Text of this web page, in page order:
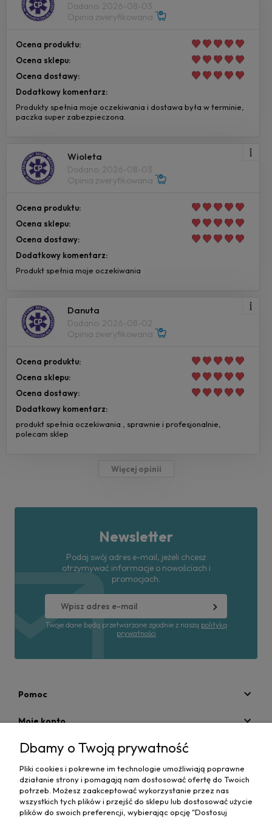
Dodano: 2026-08-03
Opinia zweryfikowana
Ocena produktu:
Ocena sklepu:
Ocena dostawy:
Dodatkowy komentarz:
Produkty spełnia moje oczekiwania i dostawa była w terminie,
paczka super zabezpieczona.
Wioleta
Dodano: 2026-08-03
Opinia zweryfikowana
Ocena produktu:
Ocena sklepu:
Ocena dostawy:
Dodatkowy komentarz:
Produkt spełnia moje oczekiwania
Danuta
Dodano: 2026-08-02
Opinia zweryfikowana
Ocena produktu:
Ocena sklepu:
Ocena dostawy:
Dodatkowy komentarz:
produkt spełnia oczekiwania , sprawnie i profesjonalnie,
polecam sklep
Więcej opinii
Newsletter
Podaj swój adres e-mail, jeżeli chcesz
otrzymywać informacje o nowościach i
promocjach.
Twoje dane będą przetwarzane zgodnie z naszą polityką
prywatności
Pomoc
Moje konto
Płatności i dostawa
Informacje
O nas
Dbamy o Twoją prywatność
Pliki cookies i pokrewne im technologie umożliwiają poprawne
działanie strony i pomagają nam dostosować ofertę do Twoich
potrzeb. Możesz zaakceptować wykorzystanie przez nas
wszystkich tych plików i przejść do sklepu lub dostosować użycie
plików do swoich preferencji, wybierając opcję "Dostosuj